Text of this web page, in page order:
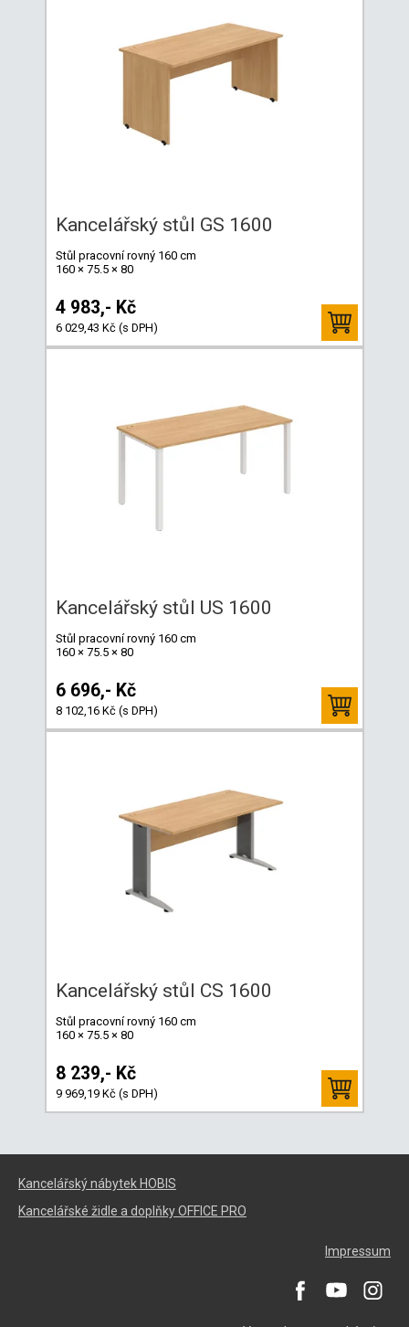
Kancelářský stůl GS 1600
Stůl pracovní rovný 160 cm
160 × 75.5 × 80
4 983,- Kč
6 029,43 Kč (s DPH)
Kancelářský stůl US 1600
Stůl pracovní rovný 160 cm
160 × 75.5 × 80
6 696,- Kč
8 102,16 Kč (s DPH)
Kancelářský stůl CS 1600
Stůl pracovní rovný 160 cm
160 × 75.5 × 80
8 239,- Kč
9 969,19 Kč (s DPH)
Kancelářský nábytek HOBIS
Kancelářské židle a doplňky OFFICE PRO
Impressum